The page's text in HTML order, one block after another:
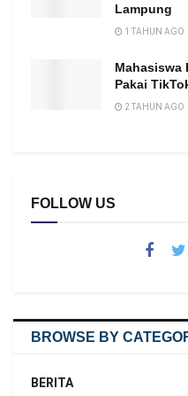
Lampung
1 TAHUN AGO
Mahasiswa
Pakai
2 TAHUN AGO
FOLLOW US
BROWSE BY
BERITA